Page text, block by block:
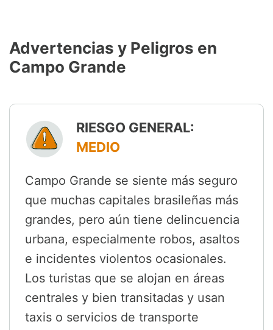
Advertencias y Peligros en
Campo Grande
RIESGO GENERAL:
MEDIO
Campo Grande se siente más seguro
que muchas capitales brasileñas más
grandes, pero aún tiene delincuencia
urbana, especialmente robos, asaltos
e incidentes violentos ocasionales.
Los turistas que se alojan en áreas
centrales y bien transitadas y usan
taxis o servicios de transporte